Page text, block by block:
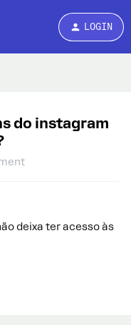
LOGIN
do instagram
deixa ter acesso às